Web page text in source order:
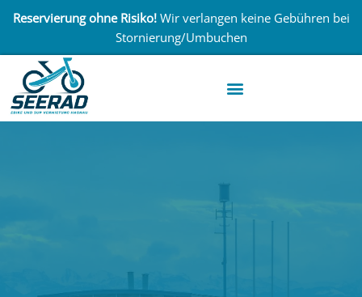
Reservierung ohne Risiko!Wir verlangen keine Gebühren bei
Stornierung/Umbuchen